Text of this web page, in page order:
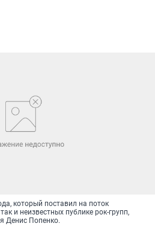
который поставил на поток
и неизвестных публике рок-групп,
Денис Попенко.